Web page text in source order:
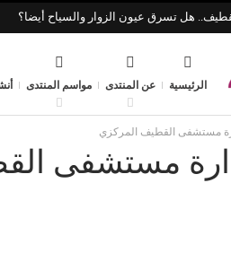
هل تسرق عيون الزوار والسياح أيضا؟
الرئيسية عن المنتدى مواسم المنتدى
مستشفى القطيف المركزي
مستشفى